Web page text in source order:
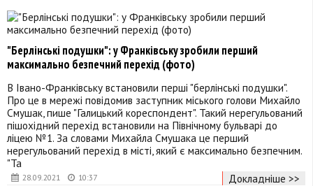
28.09.2021 10:37
"Берлінські подушки": у Франківську зробили перший
максимально безпечний перехід (фото)
В Івано-Франківську встановили перші "берлінські подушки".
Про це в мережі повідомив заступник міського голови Михайло
Смушак, пише "Галицький кореспондент". Такий нерегульований
пішохідний перехід встановили на Північному бульварі до
ліцею №1. За словами Михайла Смушака це перший
нерегульований перехід в місті, який є максимально безпечним.
"Та
Докладніше >>